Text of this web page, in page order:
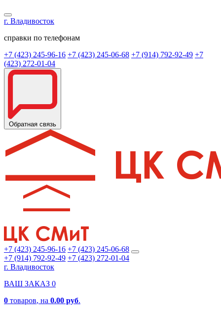
г. Владивосток
справки по телефонам
+7 (423) 245-96-16 +7 (423) 245-06-68 +7 (914) 792-92-49 +7
(423) 272-01-04
Обратная связь
+7 (423) 245-96-16 +7 (423) 245-06-68
+7 (914) 792-92-49 +7 (423) 272-01-04
г. Владивосток
ВАШ ЗАКАЗ 0
0 товаров, на 0.00 руб.